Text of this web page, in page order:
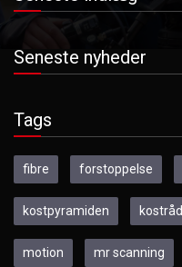
Seneste nyheder
Tags
fibre forstoppelse
kostpyramiden kostråd
motion mr scanning